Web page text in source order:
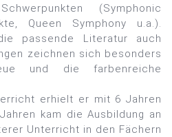
(Symphonic
Queen Symphony u.a.).
passende Literatur auch
zeichnen sich besonders
und die farbenreiche
erhielt er mit 6 Jahren
kam die Ausbildung an
Unterricht in den Fächern